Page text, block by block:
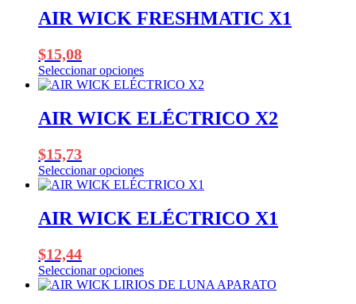
producto
AIR WICK FRESHMATIC X1
$15,08
Seleccionar opciones
Este
tiene
múltiples
Las
opciones
se
elegir
en
página
de
producto
AIR WICK ELÉCTRICO X2
$15,73
Seleccionar opciones
Este
tiene
múltiples
Las
opciones
se
AIR WICK ELÉCTRICO X1
$12,44
Seleccionar opciones
Este